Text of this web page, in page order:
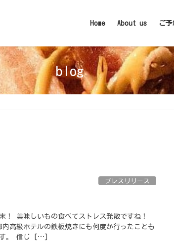
Home About us ご予
blog
プレスリリース
！ 美味しいもの食べてストレス発散ですね！
高級ホテルの鉄板焼きにも何度か行ったことも
す。 信じ […]